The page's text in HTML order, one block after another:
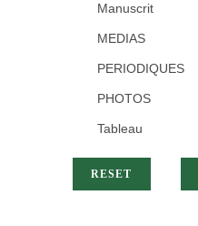
Manuscrit
MEDIAS
PERIODIQUES
PHOTOS
Tableau
RESET